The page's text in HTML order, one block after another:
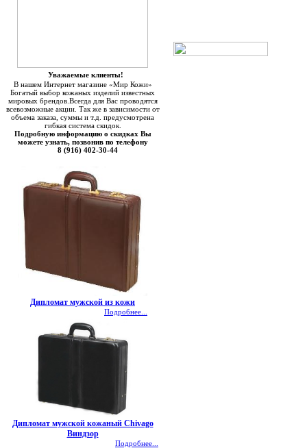
Уважаемые клиенты!
В нашем Интернет магазине «Мир Кожи»
Богатый выбор кожаных изделий известных
мировых брендов.Всегда для Вас проводятся
всевозможные акции. Так же в зависимости от
объема заказа, суммы и т.д. предусмотрена
гибкая система скидок.
Подробную информацию о скидках Вы
можете узнать, позвонив по телефону
8 (916) 402-30-44
Дипломат мужской из кожи
Подробнее...
Дипломат мужской кожаный Chivago
Виндзор
Подробнее...